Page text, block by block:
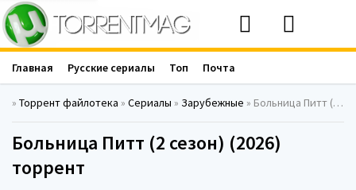
» Торрент файлотека » Сериалы » Зарубежные » Больница Питт (2 сезон) (2026)
Больница Питт (2 сезон) (2026)
торрент
Главная Русские сериалы Топ Почта